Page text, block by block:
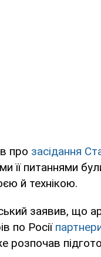
про засідання
її питаннями
й технікою.
заявив, що
по Росії
розпочав